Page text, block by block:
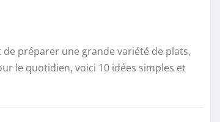
préparer une grande variété de plats,
le quotidien, voici 10 idées simples et